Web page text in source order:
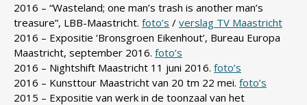
2016 – “Wasteland; one man’s trash is another man’s
treasure”, LBB-Maastricht. foto’s / verslag TV Maastricht
2016 – Expositie ‘Bronsgroen Eikenhout’, Bureau Europa
Maastricht, september 2016. foto’s
2016 – Nightshift Maastricht 11 juni 2016. foto’s
2016 – Kunsttour Maastricht van 20 tm 22 mei. foto’s
2015 – Expositie van werk in de toonzaal van het